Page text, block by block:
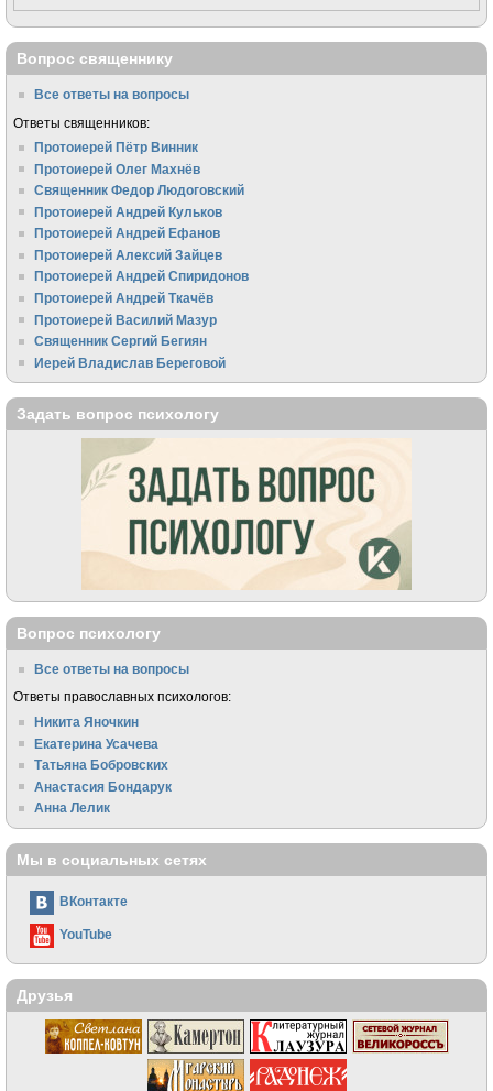
Вопрос священнику
Все ответы на вопросы
Ответы священников:
Протоиерей Пётр Винник
Протоиерей Олег Махнёв
Священник Федор Людоговский
Протоиерей Андрей Кульков
Протоиерей Андрей Ефанов
Протоиерей Алексий Зайцев
Протоиерей Андрей Спиридонов
Протоиерей Андрей Ткачёв
Протоиерей Василий Мазур
Священник Сергий Бегиян
Иерей Владислав Береговой
Задать вопрос психологу
Вопрос психологу
Все ответы на вопросы
Ответы православных психологов:
Никита Яночкин
Екатерина Усачева
Татьяна Бобровских
Анастасия Бондарук
Анна Лелик
Мы в социальных сетях
ВКонтакте
YouTube
Друзья